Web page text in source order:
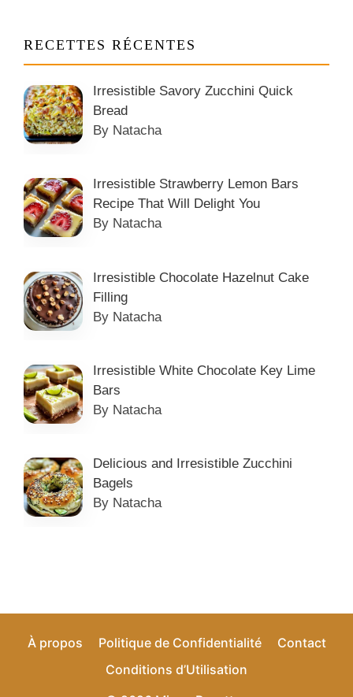
RECETTES RÉCENTES
Irresistible Savory Zucchini Quick
Bread
By Natacha
Irresistible Strawberry Lemon Bars
Recipe That Will Delight You
By Natacha
Irresistible Chocolate Hazelnut Cake
Filling
By Natacha
Irresistible White Chocolate Key Lime
Bars
By Natacha
Delicious and Irresistible Zucchini
Bagels
By Natacha
À propos Politique de Confidentialité
Contact
Conditions d’Utilisation